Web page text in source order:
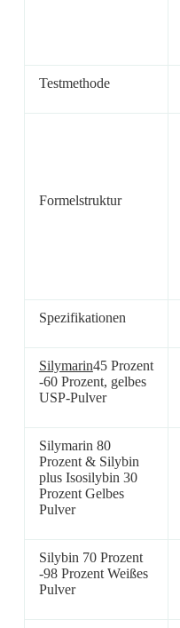
Testmethode
Formelstruktur
Spezifikationen
Silymarin45 Prozent
-60 Prozent, gelbes
USP-Pulver
Silymarin 80
Prozent & Silybin
plus Isosilybin 30
Prozent Gelbes
Pulver
Silybin 70 Prozent
-98 Prozent Weißes
Pulver